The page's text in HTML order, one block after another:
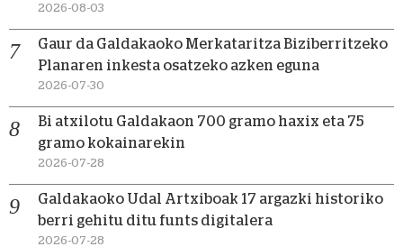
2026-08-03
Gaur da Galdakaoko Merkataritza Biziberritzeko
Planaren inkesta osatzeko azken eguna
2026-07-30
Bi atxilotu Galdakaon 700 gramo haxix eta 75
gramo kokainarekin
2026-07-28
Galdakaoko Udal Artxiboak 17 argazki historiko
berri gehitu ditu funts digitalera
2026-07-28